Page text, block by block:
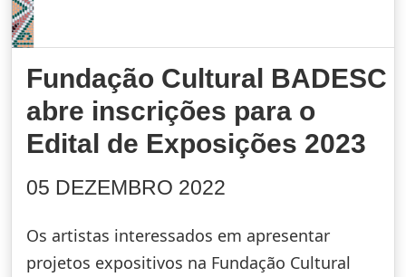
Fundação Cultural BADESC
abre inscrições para o
Edital de Exposições 2023
05 DEZEMBRO 2022
Os artistas interessados em apresentar
projetos expositivos na Fundação Cultural